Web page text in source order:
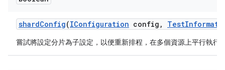
shardConfig(IConfiguration config , Test
嘗試將設定分片為子設定，以便重新排程，在多個資源上平行執行